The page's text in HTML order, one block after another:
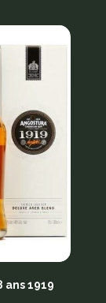
ans 1919